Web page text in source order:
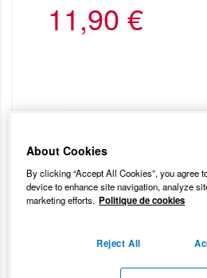
11,90 €
About Cookies
By clicking “Accept All Cookies”, you agree
device to enhance site navigation, analyze
marketing efforts. Politique de cookies
Reject All